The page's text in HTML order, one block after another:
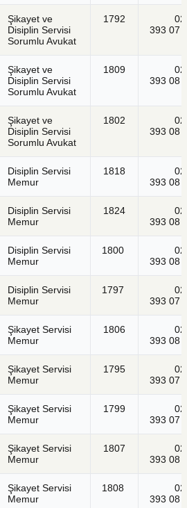
Şikayet ve
Disiplin Servisi
Sorumlu Avukat
1792
393 07
Şikayet ve
Disiplin Servisi
Sorumlu Avukat
1809
393 08
Şikayet ve
Disiplin Servisi
Sorumlu Avukat
1802
393 08
Disiplin Servisi
Memur
1818
393 08
Disiplin Servisi
Memur
1824
393 08
Disiplin Servisi
Memur
1800
393 08
Disiplin Servisi
Memur
1797
393 07
Şikayet Servisi
Memur
1806
393 08
Şikayet Servisi
Memur
1795
393 07
Şikayet Servisi
Memur
1799
393 07
Şikayet Servisi
Memur
1807
393 08
Şikayet Servisi
Memur
1808
393 08